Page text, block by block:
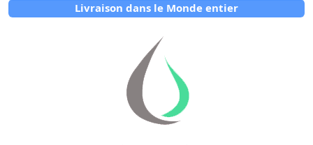
Livraison dans le Monde entier